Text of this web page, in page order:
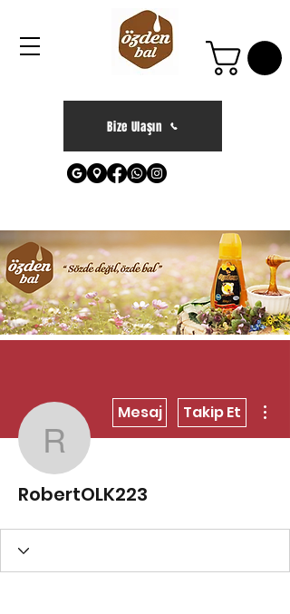
Bize Ulaşın
RobertOLK223
Mesaj Takip Et
RobertOLK223